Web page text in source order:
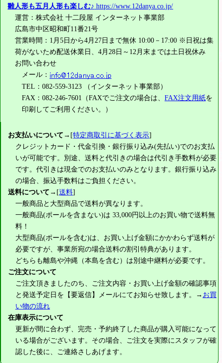
雛人形も五月人形も楽しむ♪ https://www.12danya.co.jp/
運営：株式会社 十二段屋 インターネット事業部
広島市中区昭和町11番21号
営業時間：1月5日から4月27日まで無休 10:00－17:00 ※日祝は集
荷がないため配送休業日、4月28日～12月末までは土日祝休み
お問い合わせ
メール：
TEL：082-559-3123 （インターネット事業部）
FAX：082-246-7601（FAXでご注文の場合は、FAX注文用紙を
印刷してご利用ください。）
お支払いについて→[特定商取引に基づく表示]
クレジットカード・代金引換・銀行振り込み(先払い)でのお支払
いが可能です。別途、送料と代引きの場合は代引き手数料が必要
です。代引きは現金でのお支払いのみとなります。銀行振り込み
の場合、振込手数料はご負担ください。
送料について→[送料]
一般商品と大型商品で送料が異なります。
一般商品(ポールを含まない)は 33,000円以上のお買い物で送料無
料！
大型商品(ポールを含む)は、お買い上げ金額にかかわらず送料が
必要ですが、事業所宛の場合送料の割引特典があります。
どちらも離島や沖縄（本島を含む）は別途中継料が必要です。
ご注文について
ご注文頂きましたのち、ご注文内容・お買い上げ金額の確認事項
と発送予定日を【要返信】メールにてお知らせ致します。→ お買
い物の流れ
在庫表示について
更新が間に合わず、完売・予約終了した商品が購入可能になって
いる場合がございます。その場合、ご注文を実際にスタッフが確
認した後に、ご連絡さしあげます。